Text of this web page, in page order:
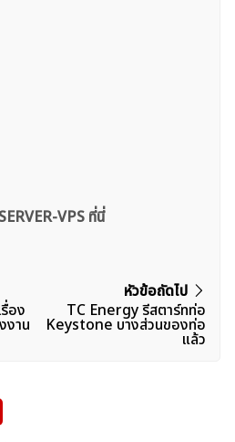
VPS ที่นี่
อง
งาน
หัวข้อถัดไป
TC Energy รีสตาร์ทท่อ
Keystone บางส่วนของท่อ
แล้ว